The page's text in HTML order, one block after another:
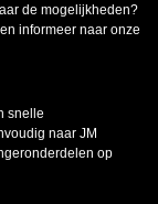
de mogelijkheden?
informeer naar onze
snelle
naar JM
op